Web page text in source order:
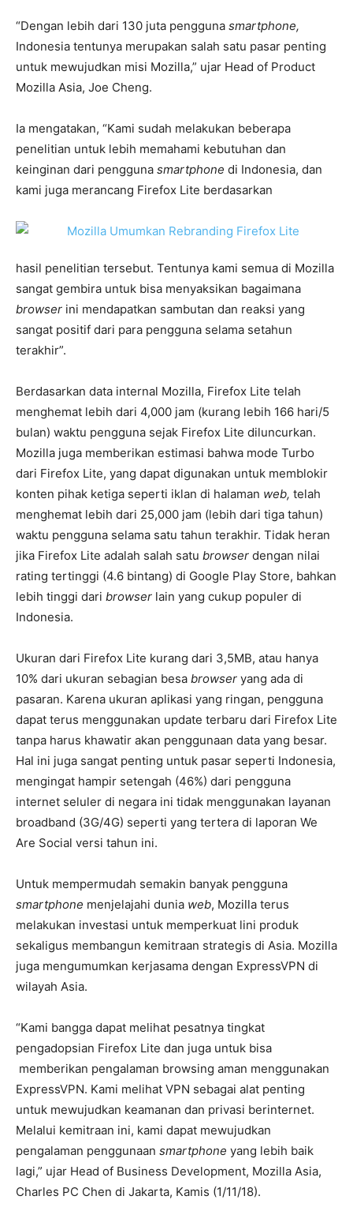
“Dengan lebih dari 130 juta pengguna smartphone,
Indonesia tentunya merupakan salah satu pasar penting
untuk mewujudkan misi Mozilla,” ujar Head of Product
Mozilla Asia, Joe Cheng.
Ia mengatakan, “Kami sudah melakukan beberapa
penelitian untuk lebih memahami kebutuhan dan
keinginan dari pengguna smartphone di Indonesia, dan
kami juga merancang Firefox Lite berdasarkan
hasil penelitian tersebut. Tentunya kami semua di Mozilla
sangat gembira untuk bisa menyaksikan bagaimana
browser ini mendapatkan sambutan dan reaksi yang
sangat positif dari para pengguna selama setahun
terakhir”.
Berdasarkan data internal Mozilla, Firefox Lite telah
menghemat lebih dari 4,000 jam (kurang lebih 166 hari/5
bulan) waktu pengguna sejak Firefox Lite diluncurkan.
Mozilla juga memberikan estimasi bahwa mode Turbo
dari Firefox Lite, yang dapat digunakan untuk memblokir
konten pihak ketiga seperti iklan di halaman web, telah
menghemat lebih dari 25,000 jam (lebih dari tiga tahun)
waktu pengguna selama satu tahun terakhir. Tidak heran
jika Firefox Lite adalah salah satu browser dengan nilai
rating tertinggi (4.6 bintang) di Google Play Store, bahkan
lebih tinggi dari browser lain yang cukup populer di
Indonesia.
Ukuran dari Firefox Lite kurang dari 3,5MB, atau hanya
10% dari ukuran sebagian besa browser yang ada di
pasaran. Karena ukuran aplikasi yang ringan, pengguna
dapat terus menggunakan update terbaru dari Firefox Lite
tanpa harus khawatir akan penggunaan data yang besar.
Hal ini juga sangat penting untuk pasar seperti Indonesia,
mengingat hampir setengah (46%) dari pengguna
internet seluler di negara ini tidak menggunakan layanan
broadband (3G/4G) seperti yang tertera di laporan We
Are Social versi tahun ini.
Untuk mempermudah semakin banyak pengguna
smartphone menjelajahi dunia web, Mozilla terus
melakukan investasi untuk memperkuat lini produk
sekaligus membangun kemitraan strategis di Asia. Mozilla
juga mengumumkan kerjasama dengan ExpressVPN di
wilayah Asia.
“Kami bangga dapat melihat pesatnya tingkat
pengadopsian Firefox Lite dan juga untuk bisa
memberikan pengalaman browsing aman menggunakan
ExpressVPN. Kami melihat VPN sebagai alat penting
untuk mewujudkan keamanan dan privasi berinternet.
Melalui kemitraan ini, kami dapat mewujudkan
pengalaman penggunaan smartphone yang lebih baik
lagi,” ujar Head of Business Development, Mozilla Asia,
Charles PC Chen di Jakarta, Kamis (1/11/18).